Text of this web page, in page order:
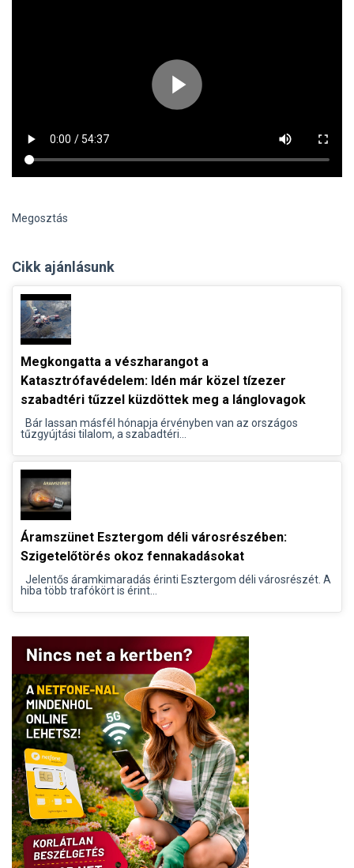
Megosztás
Cikk ajánlásunk
Megkongatta a vészharangot a
Katasztrófavédelem: Idén már közel tízezer
szabadtéri tűzzel küzdöttek meg a lánglovagok
Bár lassan másfél hónapja érvényben van az országos
tűzgyújtási tilalom, a szabadtéri...
Áramszünet Esztergom déli városrészében:
Szigetelőtörés okoz fennakadásokat
Jelentős áramkimaradás érinti Esztergom déli városrészét. A
hiba több trafókört is érint...